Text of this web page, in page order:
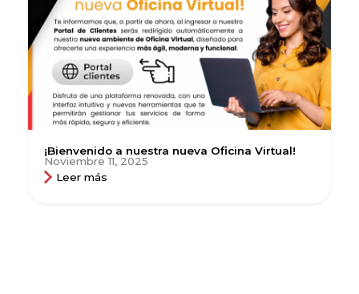
¡Bienvenido a nuestra nueva Oficina Virtual!
Noviembre 11, 2025
Leer más